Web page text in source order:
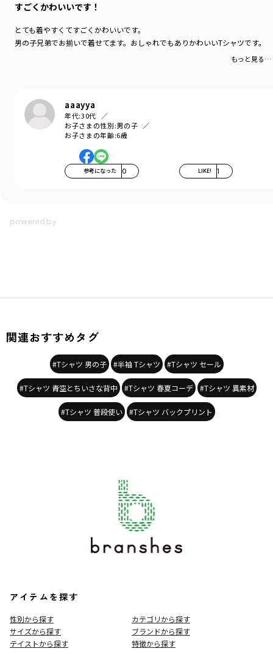
すごくかわいいです！
とても着やすくてすごくかわいいです。
男の子兄弟でお揃いで着せてます。おしゃれでもありかわいいTシャツです。
もっと見る…
aaayya
年代:30代
お子さまの性別:男の子
お子さまの年齢:6歳
参考になった 0 LIKE! 1
関連おすすめタグ
#Tシャツ 男の子 #半袖 Tシャツ #Tシャツ セール
#Tシャツ 青空とちいさな背中 #Tシャツ 春夏コーデ #Tシャツ 異素材
#Tシャツ 普段使い #Tシャツ バックプリント
アイテムを探す
性別から探す
カテゴリから探す
サイズから探す
ブランドから探す
テイストから探す
特徴から探す